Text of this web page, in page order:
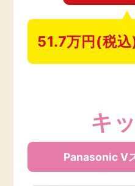
51.7万円(税込
キ
Panasonic V